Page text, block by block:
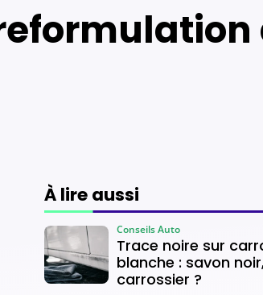
À lire aussi
Trace noire sur
blanche : savon
carrossier ?
Conseils Auto